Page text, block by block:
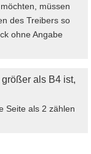
müssen
des Treibers so
ohne Angabe
als B4 ist,
Seite als 2 zählen